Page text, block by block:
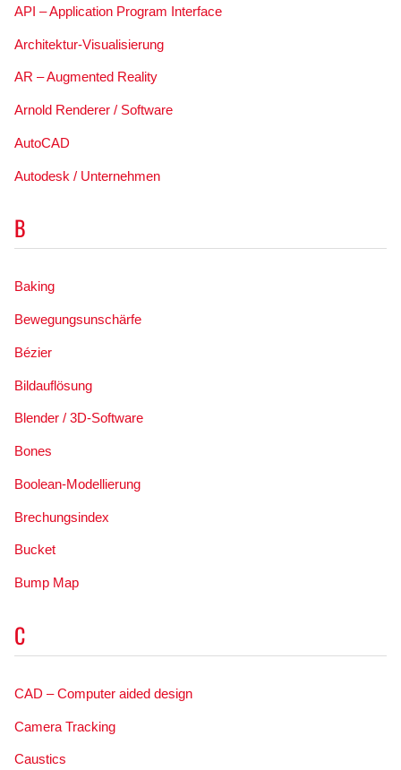
API – Application Program Interface
Architektur-Visualisierung
AR – Augmented Reality
Arnold Renderer / Software
AutoCAD
Autodesk / Unternehmen
B
Baking
Bewegungsunschärfe
Bézier
Bildauflösung
Blender / 3D-Software
Bones
Boolean-Modellierung
Brechungsindex
Bucket
Bump Map
C
CAD – Computer aided design
Camera Tracking
Caustics